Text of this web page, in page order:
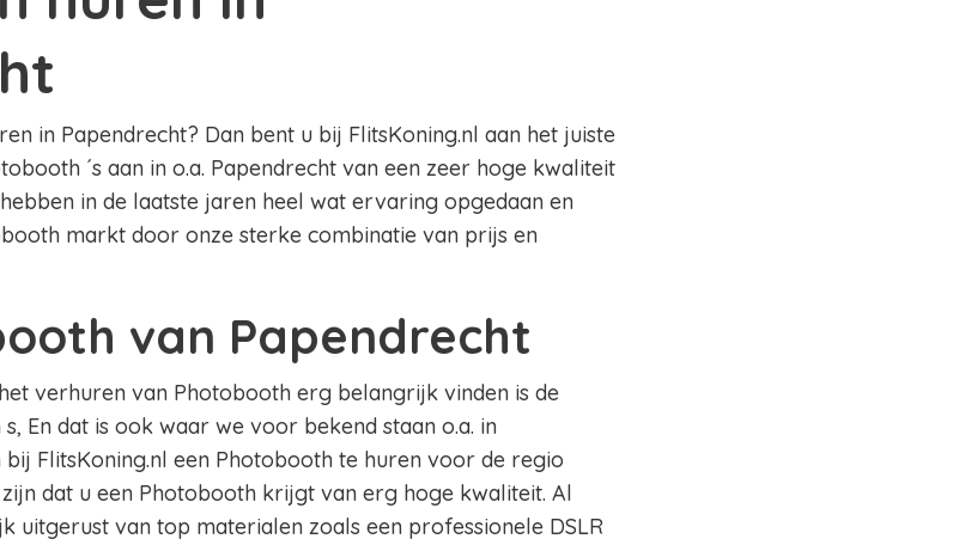
in Papendrecht? Dan bent u bij FlitsKoning.nl aan het juiste
´s aan in o.a. Papendrecht van een zeer hoge kwaliteit
in de laatste jaren heel wat ervaring opgedaan en
markt door onze sterke combinatie van prijs en
van Papendrecht
verhuren van Photobooth erg belangrijk vinden is de
En dat is ook waar we voor bekend staan o.a. in
bij FlitsKoning.nl een Photobooth te huren voor de regio
dat u een Photobooth krijgt van erg hoge kwaliteit. Al
uitgerust van top materialen zoals een professionele DSLR